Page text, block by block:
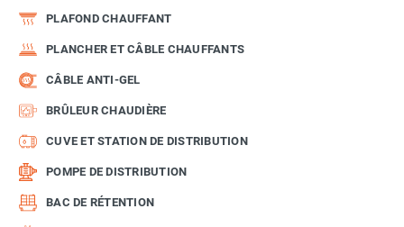
PLAFOND CHAUFFANT
PLANCHER ET CÂBLE CHAUFFANTS
CÂBLE ANTI-GEL
BRÛLEUR CHAUDIÈRE
CUVE ET STATION DE DISTRIBUTION
POMPE DE DISTRIBUTION
BAC DE RÉTENTION